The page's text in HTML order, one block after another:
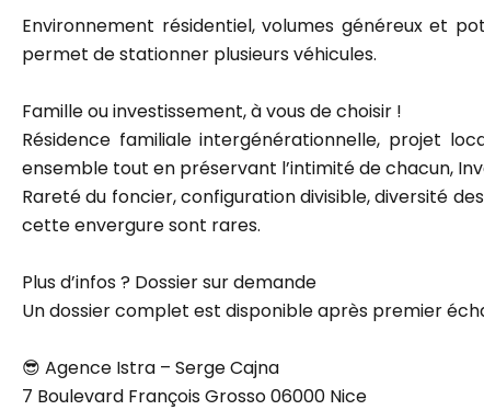
Environnement résidentiel, volumes généreux et
permet de stationner plusieurs véhicules.
Famille ou investissement, à vous de choisir !
Résidence familiale intergénérationnelle, projet
ensemble tout en préservant l’intimité de chacun,
Rareté du foncier, configuration divisible, diversité
cette envergure sont rares.
Plus d’infos ? Dossier sur demande
Un dossier complet est disponible après premier
😎 Agence Istra – Serge Cajna
7 Boulevard François Grosso 06000 Nice